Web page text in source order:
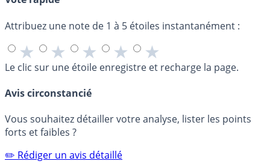
Attribuez une note de 1 à 5 étoiles instantanément :
★ ★ ★ ★ ★
Le clic sur une étoile enregistre et recharge la page.
Avis circonstancié
Vous souhaitez détailler votre analyse, lister les points
forts et faibles ?
✏️ Rédiger un avis détaillé